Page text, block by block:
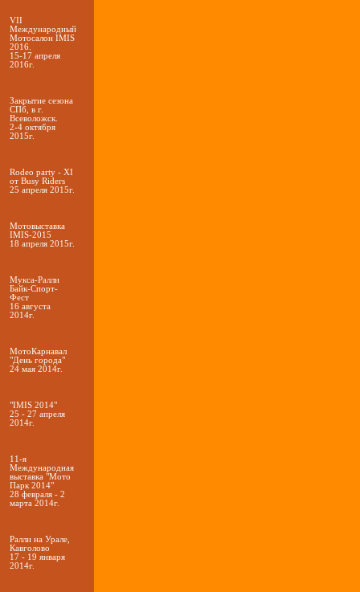
VII
Международный
Мотосалон IMIS
2016.
15-17 апреля
2016г.
Закрытие сезона
СПб, в г.
Всеволожск.
2-4 октября
2015г.
Rodeo party - XI
от Busy Riders
25 апреля 2015г.
Мотовыставка
IMIS-2015
18 апреля 2015г.
Мукса-Ралли
Байк-Спорт-
Фест
16 августа
2014г.
МотоКарнавал
"День города"
24 мая 2014г.
"IMIS 2014"
25 - 27 апреля
2014г.
11-я
Международная
выставка "Мото
Парк 2014"
28 февраля - 2
марта 2014г.
Ралли на Урале,
Кавголово
17 - 19 января
2014г.